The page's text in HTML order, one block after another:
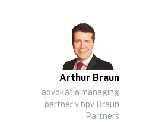
Arthur Braun
advokát a managing
partner v bpv Braun
Partners